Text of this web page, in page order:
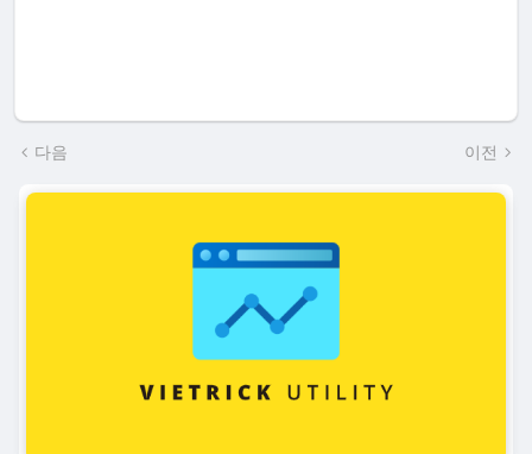
다음 이전